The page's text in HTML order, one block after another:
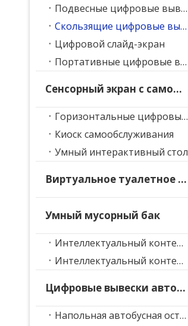
Подвесные цифровые вывески
Скользящие цифровые вывески
Цифровой слайд-экран
Портативные цифровые вывески
Сенсорный экран с самообслуживанием
Горизонтальные цифровые вывески
Киоск самообслуживания
Умный интерактивный стол
Виртуальное туалетное зеркало AR
Умный мусорный бак
Интеллектуальный контейнер для сортировки отходов
Интеллектуальный контейнер для сбора мусора
Цифровые вывески автобусной остановки
Напольная автобусная остановка, цифровые вывески